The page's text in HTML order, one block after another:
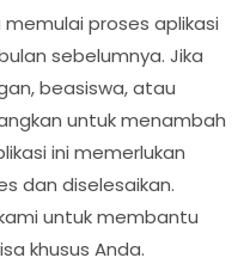
proses aplikasi
sebelumnya. Jika
beasiswa, atau
untuk menambah
ini memerlukan
dan diselesaikan.
untuk membantu
khusus Anda.